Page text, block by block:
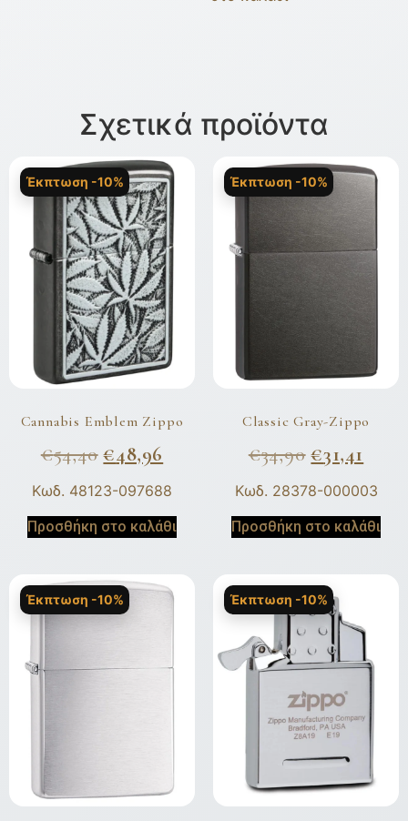
Σχετικά προϊόντα
Έκπτωση -10%
Cannabis Emblem Zippo
€54,40 €48,96
Κωδ. 48123-097688
Προσθήκη στο καλάθι
Έκπτωση -10%
Classic Gray-Zippo
€34,90 €31,41
Κωδ. 28378-000003
Προσθήκη στο καλάθι
Έκπτωση -10% Έκπτωση -10%